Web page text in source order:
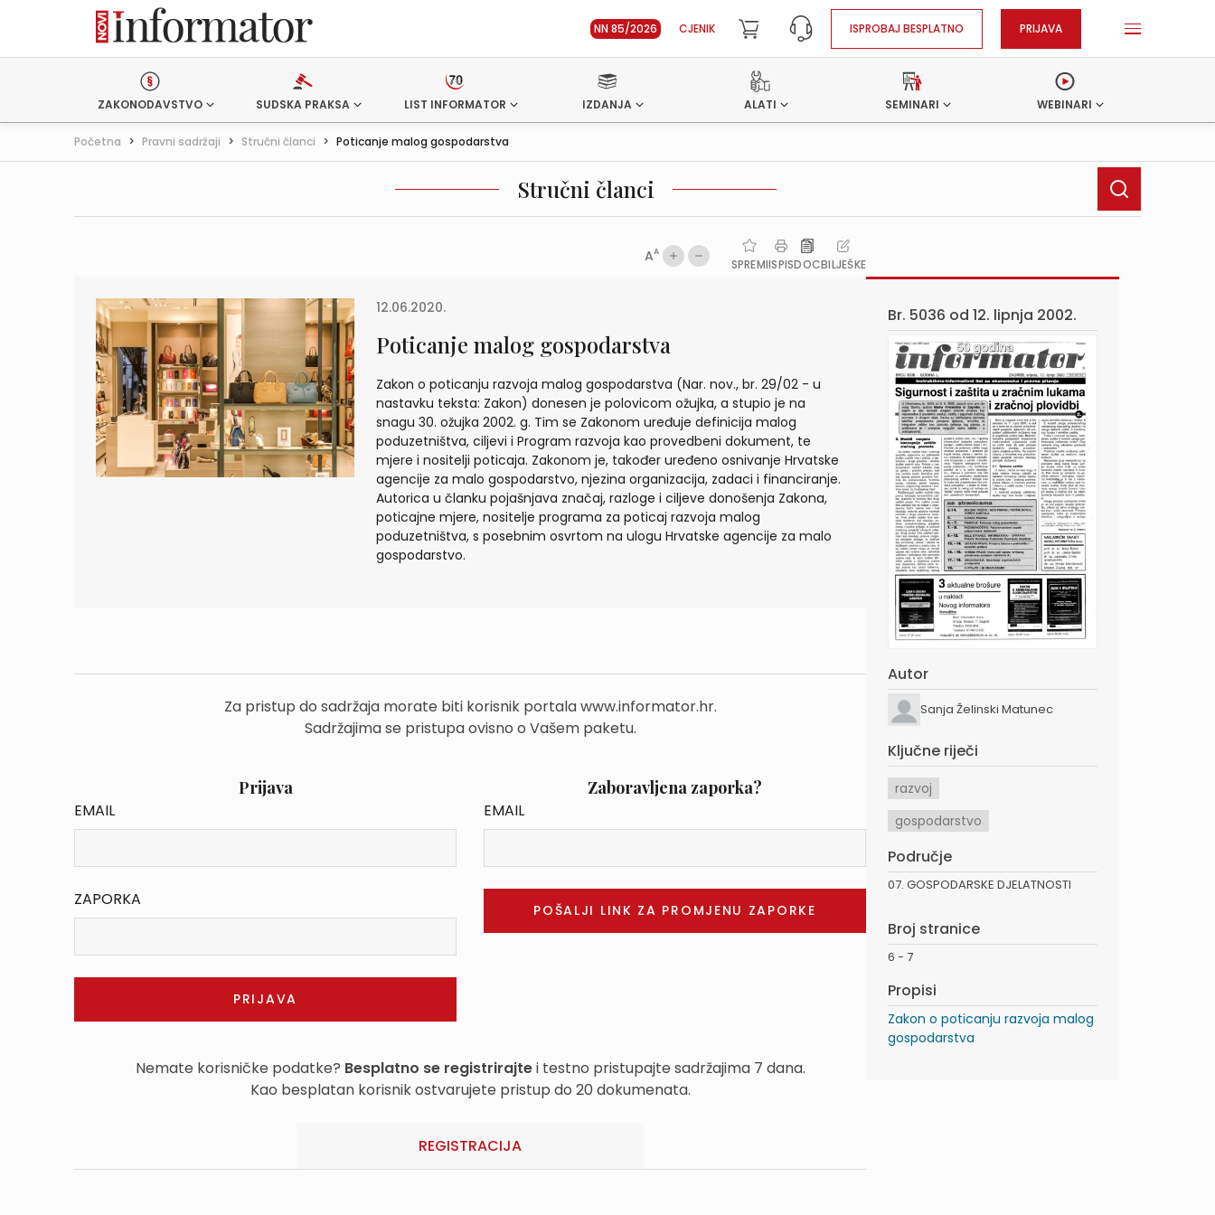
NN 85/2026 CJENIK ISPROBAJ BESPLATNO PRIJAVA
ZAKONODAVSTVO SUDSKA PRAKSA LIST INFORMATOR IZDANJA ALATI SEMINARI WEBINARI
Početna > Pravni sadržaji > Stručni članci > Poticanje malog gospodarstva
Stručni članci
AA
SPREMIISPISDOCBILJEŠKE
12.06.2020.
Poticanje malog gospodarstva
Zakon o poticanju razvoja malog gospodarstva (Nar. nov., br. 29/02 - u
nastavku teksta: Zakon) donesen je polovicom ožujka, a stupio je na
snagu 30. ožujka 2002. g. Tim se Zakonom uređuje definicija malog
poduzetništva, ciljevi i Program razvoja kao provedbeni dokument, te
mjere i nositelji poticaja. Zakonom je, također uređeno osnivanje Hrvatske
agencije za malo gospodarstvo, njezina organizacija, zadaci i financiranje.
Autorica u članku pojašnjava značaj, razloge i ciljeve donošenja Zakona,
poticajne mjere, nositelje programa za poticaj razvoja malog
poduzetništva, s posebnim osvrtom na ulogu Hrvatske agencije za malo
gospodarstvo.
Za pristup do sadržaja morate biti korisnik portala www.informator.hr.
Sadržajima se pristupa ovisno o Vašem paketu.
Prijava
EMAIL
ZAPORKA
Zaboravljena zaporka?
EMAIL
Nemate korisničke podatke? Besplatno se registrirajtei testno pristupajte sadržajima 7 dana.
Kao besplatan korisnik ostvarujete pristup do 20 dokumenata.
REGISTRACIJA
Br. 5036 od 12. lipnja 2002.
Autor
Sanja Želinski Matunec
Ključne riječi
razvoj
gospodarstvo
Područje
07. GOSPODARSKE DJELATNOSTI
Broj stranice
6 - 7
Propisi
Zakon o poticanju razvoja malog
gospodarstva